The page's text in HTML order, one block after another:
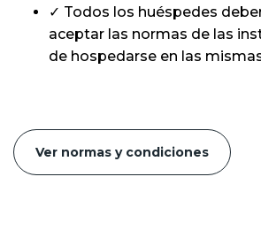
✓ Todos los huéspedes
aceptar las normas de las
de hospedarse en las
Ver normas y condiciones